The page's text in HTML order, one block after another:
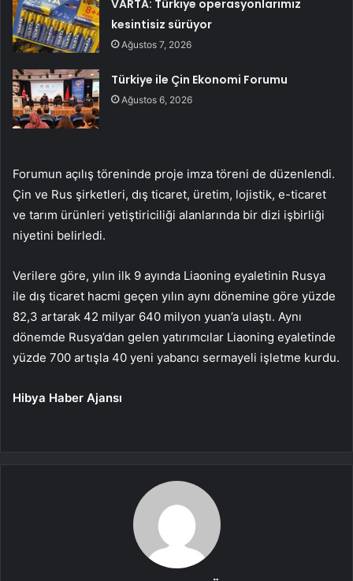
VARTA: Türkiye operasyonlarımız
kesintisiz sürüyor
Ağustos 7, 2026
Türkiye ile Çin Ekonomi Forumu
Ağustos 6, 2026
Forumun açılış töreninde proje imza töreni de düzenlendi.
Çin ve Rus şirketleri, dış ticaret, üretim, lojistik, e-ticaret
ve tarım ürünleri yetiştiriciliği alanlarında bir dizi işbirliği
niyetini belirledi.
Verilere göre, yılın ilk 9 ayında Liaoning eyaletinin Rusya
ile dış ticaret hacmi geçen yılın aynı dönemine göre yüzde
82,3 artarak 42 milyar 640 milyon yuan’a ulaştı. Aynı
dönemde Rusya’dan gelen yatırımcılar Liaoning eyaletinde
yüzde 700 artışla 40 yeni yabancı sermayeli işletme kurdu.
Hibya Haber Ajansı